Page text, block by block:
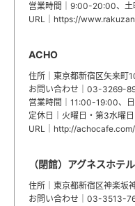
営業時間｜9:00-20:00、
URL｜ https://
ACHO
住所｜東京都新宿区矢来町
お問い合わせ｜03-3269-
営業時間｜11:00-19:00、
定休日｜火曜日・第3水曜日
URL｜ http://achocafe.com/
（閉館）アグネスホ
住所｜東京都新宿区神楽坂
お問い合わせ｜03-3513-